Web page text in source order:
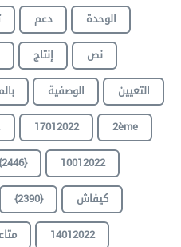
دعم
الوحدة
إنتاج
نص
الوصفية
التعيين
17012022
2ème
10012022
{2390}
كيفاش
14012022